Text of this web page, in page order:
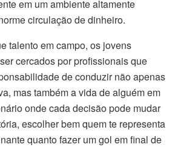
em um ambiente altamente
circulação de dinheiro.
talento em campo, os jovens
cercados por profissionais que
de conduzir não apenas
mas também a vida de alguém em
onde cada decisão pode mudar
escolher bem quem te representa
quanto fazer um gol em final de